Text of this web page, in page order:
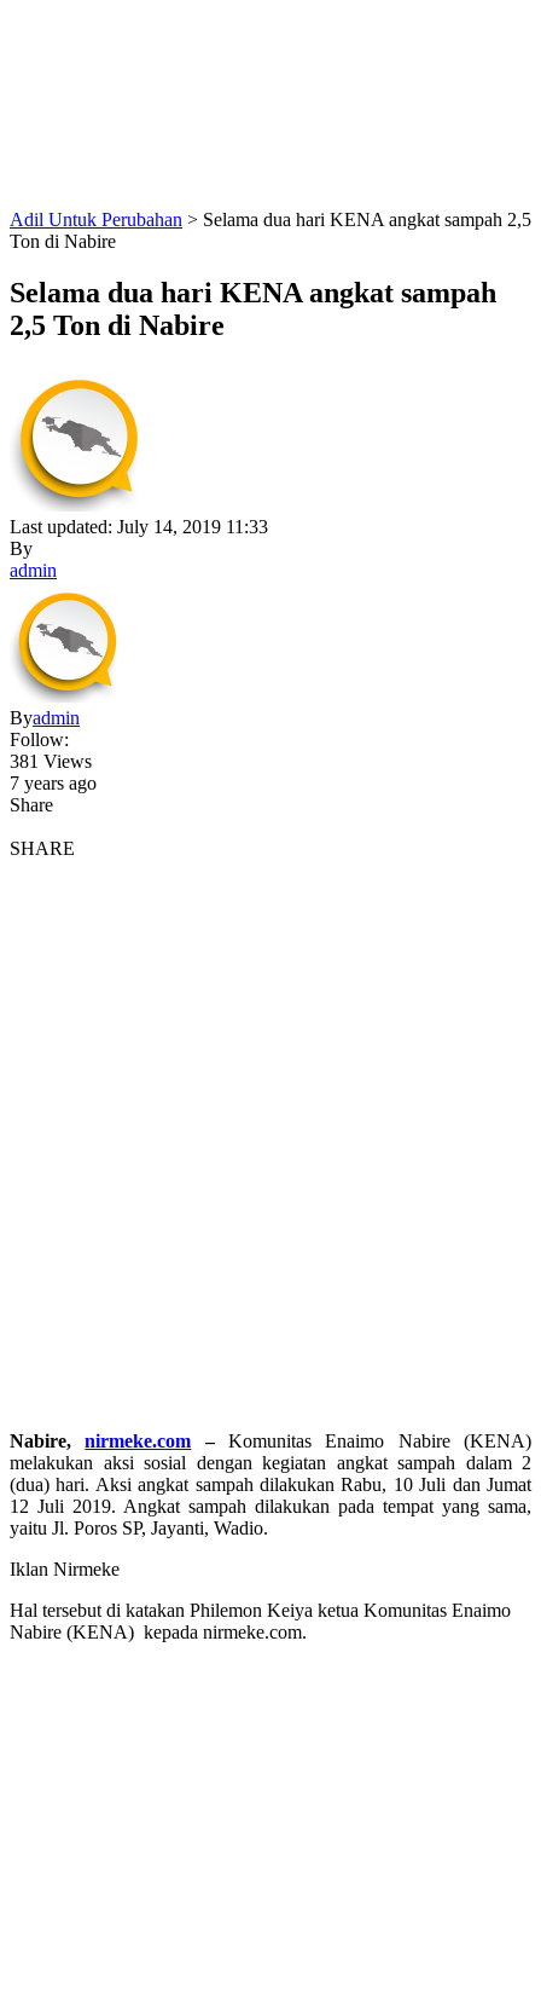
Adil Untuk Perubahan > Selama dua hari KENA angkat sampah 2,5
Ton di Nabire
Selama dua hari KENA angkat sampah
2,5 Ton di Nabire
Last updated: July 14, 2019 11:33
By
admin
Byadmin
Follow:
381 Views
7 years ago
Share
SHARE
Nabire,nirmeke.com –Komunitas Enaimo Nabire (KENA)
melakukan aksi sosial dengan kegiatan angkat sampah dalam 2
(dua) hari. Aksi angkat sampah dilakukan Rabu, 10 Juli dan Jumat
12 Juli 2019. Angkat sampah dilakukan pada tempat yang sama,
yaitu Jl. Poros SP, Jayanti, Wadio.
Iklan Nirmeke
Hal tersebut di katakan Philemon Keiya ketua Komunitas Enaimo
Nabire (KENA) kepada nirmeke.com.